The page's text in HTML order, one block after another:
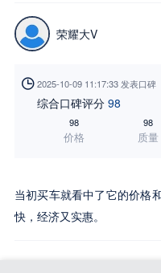
荣耀大V
 2025-10-09 11:17:33 发表口碑
综合口碑评分 98
98
价格
98
质量
当初买车就看中了它的价格
快，经济又实惠。